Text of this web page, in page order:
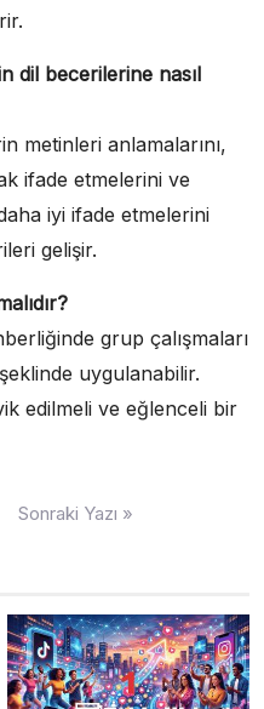
dil becerilerine nasıl
metinleri anlamalarını,
ifade etmelerini ve
iyi ifade etmelerini
gelişir.
grup çalışmaları
uygulanabilir.
edilmeli ve eğlenceli bir
Sonraki Yazı »